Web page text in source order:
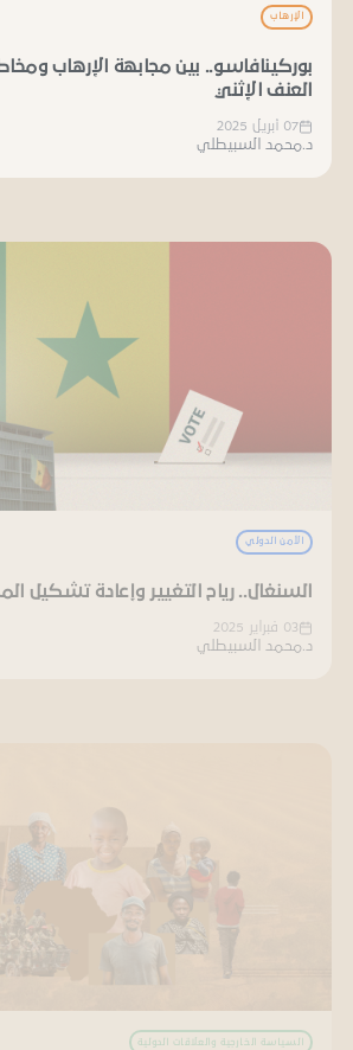
الإرهاب
بوركينافاسو.. بين مجابهة الإرهاب
العنف الإثني
07 أبريل 2025
د.محمد السبيطلي
الأمن الدولي
السنغال.. رياح التغيير وإعادة
03 فبراير 2025
د.محمد السبيطلي
السياسة الخارجية والعلاقات الدولية